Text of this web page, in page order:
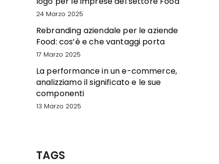
24 Marzo 2025
Rebranding aziendale per le aziende
Food: cos’è e che vantaggi porta
17 Marzo 2025
La performance in un e-commerce,
analizziamo il significato e le sue
componenti
13 Marzo 2025
TAGS